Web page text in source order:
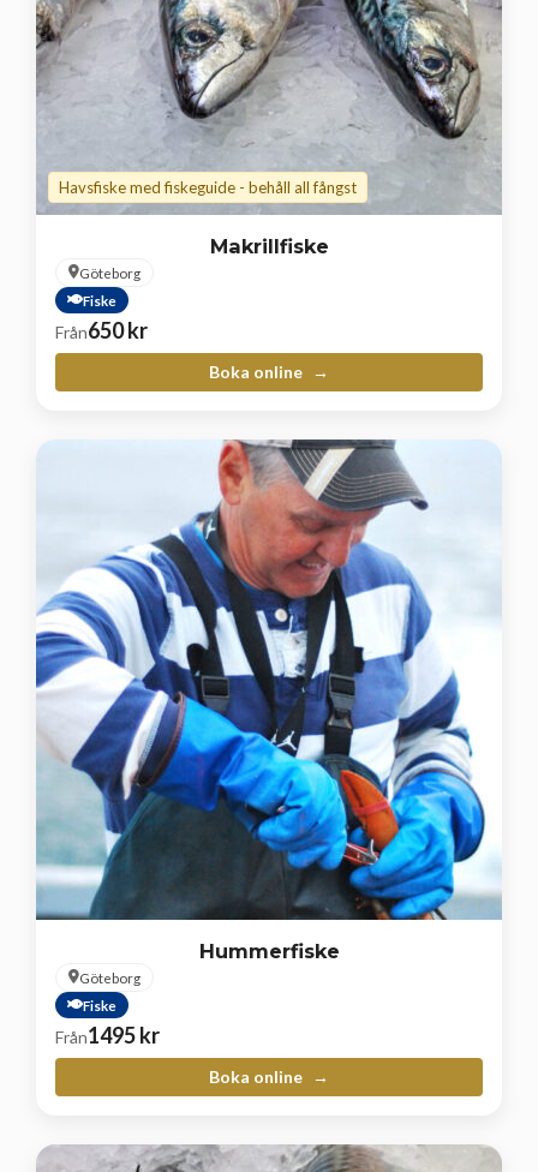
Havsfiske med fiskeguide - behåll all fångst
Makrillfiske
Göteborg
Fiske
Från650kr
Boka online
Hummerfiske
Göteborg
Fiske
Från1495kr
Boka online